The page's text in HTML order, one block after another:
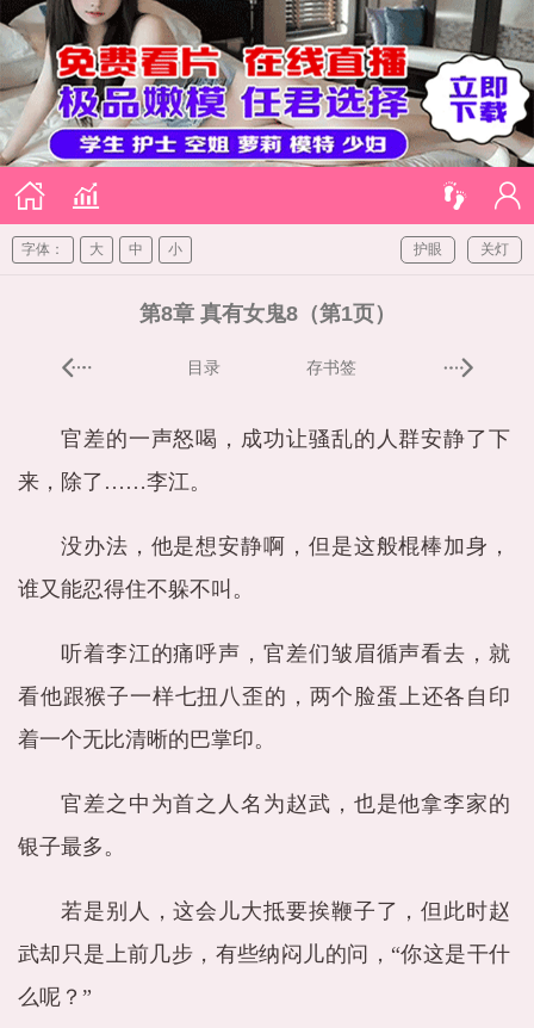
关灯
护眼
字体： 大 中 小
第8章 真有女鬼8（第1页）
目录 存书签
官差的一声怒喝，成功让骚乱的人群安静了下
来，除了……李江。
没办法，他是想安静啊，但是这般棍棒加身，
谁又能忍得住不躲不叫。
听着李江的痛呼声，官差们皱眉循声看去，就
看他跟猴子一样七扭八歪的，两个脸蛋上还各自印
着一个无比清晰的巴掌印。
官差之中为首之人名为赵武，也是他拿李家的
银子最多。
若是别人，这会儿大抵要挨鞭子了，但此时赵
武却只是上前几步，有些纳闷儿的问，“你这是干什
么呢？”